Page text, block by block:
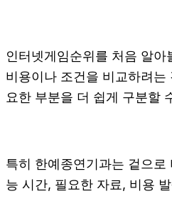
인터넷게임순위를 처음 알
비용이나 조건을 비교하려
요한 부분을 더 쉽게 구분할
특히 한예종연기과는 겉으
능 시간, 필요한 자료, 비용